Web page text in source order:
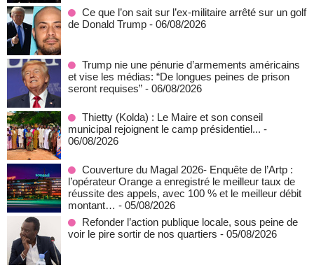
Ce que l’on sait sur l’ex-militaire arrêté sur un golf
de Donald Trump - 06/08/2026
Trump nie une pénurie d’armements américains
et vise les médias: “De longues peines de prison
seront requises” - 06/08/2026
‎Thietty (Kolda) : Le Maire et son conseil
municipal rejoignent le camp présidentiel... -
06/08/2026
Couverture du Magal 2026- Enquête de l’Artp :
l’opérateur Orange a enregistré le meilleur taux de
réussite des appels, avec 100 % et le meilleur débit
montant… - 05/08/2026
Refonder l’action publique locale, sous peine de
voir le pire sortir de nos quartiers - 05/08/2026